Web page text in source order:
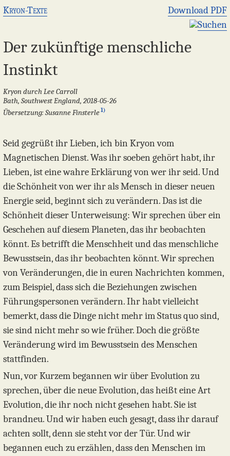
Kryon-Texte
Download PDF
Suchen
Der zukünftige menschliche
Instinkt
Kryon durch Lee Carroll
Bath, Southwest England, 2018-05-26
Übersetzung: Susanne Finsterle1)
Seid gegrüßt ihr Lieben, ich bin Kryon vom
Magnetischen Dienst. Was ihr soeben gehört habt, ihr
Lieben, ist eine wahre Erklärung von wer ihr seid. Und
die Schönheit von wer ihr als Mensch in dieser neuen
Energie seid, beginnt sich zu verändern. Das ist die
Schönheit dieser Unterweisung: Wir sprechen über ein
Geschehen auf diesem Planeten, das ihr beobachten
könnt. Es betrifft die Menschheit und das menschliche
Bewusstsein, das ihr beobachten könnt. Wir sprechen
von Veränderungen, die in euren Nachrichten kommen,
zum Beispiel, dass sich die Beziehungen zwischen
Führungspersonen verändern. Ihr habt vielleicht
bemerkt, dass die Dinge nicht mehr im Status quo sind,
sie sind nicht mehr so wie früher. Doch die größte
Veränderung wird im Bewusstsein des Menschen
stattfinden.
Nun, vor Kurzem begannen wir über Evolution zu
sprechen, über die neue Evolution, das heißt eine Art
Evolution, die ihr noch nicht gesehen habt. Sie ist
brandneu. Und wir haben euch gesagt, dass ihr darauf
achten sollt, denn sie steht vor der Tür. Und wir
begannen euch zu erzählen, dass den Menschen im